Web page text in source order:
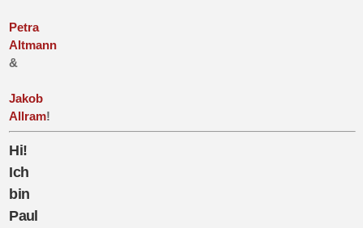
Petra
Altmann
&
Jakob
Allram!
Hi!
Ich
bin
Paul